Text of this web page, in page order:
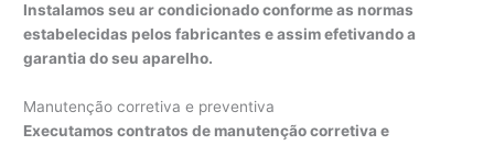
Instalamos seu ar condicionado conforme as normas
estabelecidas pelos fabricantes e assim efetivando a
garantia do seu aparelho.
Manutenção corretiva e preventiva
Executamos contratos de manutenção corretiva e